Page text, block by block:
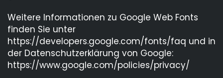
Weitere Informationen zu Google Web Fonts
finden Sie unter
https://developers.google.com/fonts/faq und in
der Datenschutzerklärung von Google:
https://www.google.com/policies/privacy/